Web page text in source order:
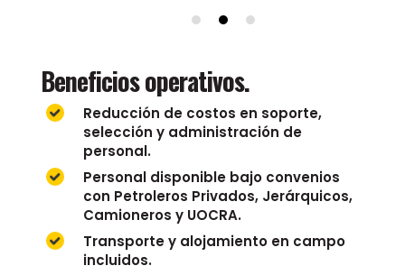
Beneficios operativos.
Reducción de costos en soporte,
selección y administración de
personal.
Personal disponible bajo convenios
con Petroleros Privados, Jerárquicos,
Camioneros y UOCRA.
Transporte y alojamiento en campo
incluidos.